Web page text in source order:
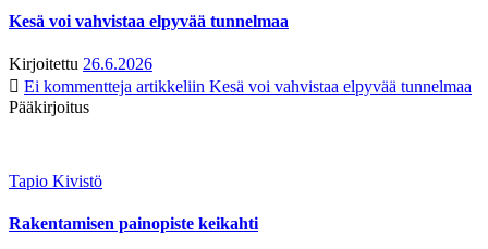
Kesä voi vahvistaa elpyvää tunnelmaa
Kirjoitettu 26.6.2026
Ei kommentteja artikkeliin Kesä voi vahvistaa elpyvää tunnelmaa
Pääkirjoitus
Tapio Kivistö
Rakentamisen painopiste keikahti